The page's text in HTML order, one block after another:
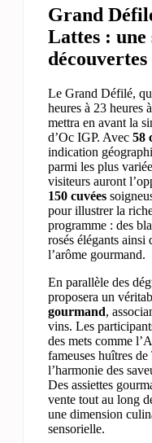
Grand
Lattes : une
Le Grand Défilé,
heures à 23 heures
mettra en avant la
d’Oc IGP. Avec 58
indication
parmi les plus
visiteurs auront
150 cuvées
pour illustrer la
programme : des
rosés élégants ainsi
l’arôme gourmand.
En parallèle des
proposera un
gourmand,
vins. Les
des mets comme
fameuses huîtres
l’harmonie des
Des assiettes
vente tout au long
une dimension
sensorielle.